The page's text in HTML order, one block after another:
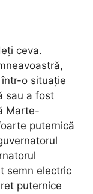
ceva.
o situație
sau a fost
Marte-
puternică
semn electric
puternice